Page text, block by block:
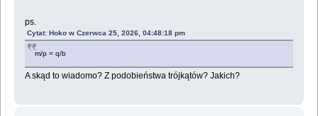
ps.
Cytat: Hoko w Czerwca 25, 2026, 04:48:18 pm
m/p = q/b
A skąd to wiadomo? Z podobieństwa trójkątów? Jakich?